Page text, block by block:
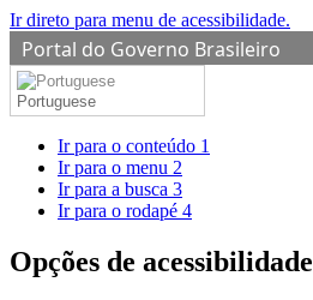
Ir direto para menu de acessibilidade.
Portal do Governo Brasileiro
Portuguese
Ir para o conteúdo 1
Ir para o menu 2
Ir para a busca 3
Ir para o rodapé 4
Opções de acessibilidade